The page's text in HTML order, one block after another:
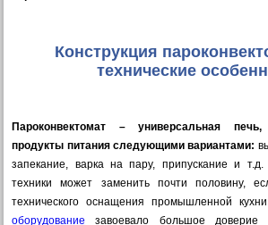
Конструкция
технические
Пароконвектомат – универсальная печь,
продукты питания следующими вариантами:
запекание, варка на пару, припускание и
техники может заменить почти половину,
технического оснащения промышленной
оборудование завоевало большое доверие